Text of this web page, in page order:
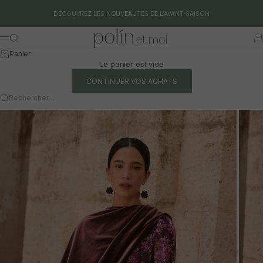
DÉCOUVREZ LES NOUVEAUTÉS DE L'AVANT-SAISON
Polín et moi
Menu
Rechercher
Panier
Le panier est vide
CONTINUER VOS ACHATS
Rechercher…